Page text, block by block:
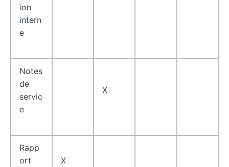
ion
intern
e
Notes
de
servic
e
X
Rapp
ort
X